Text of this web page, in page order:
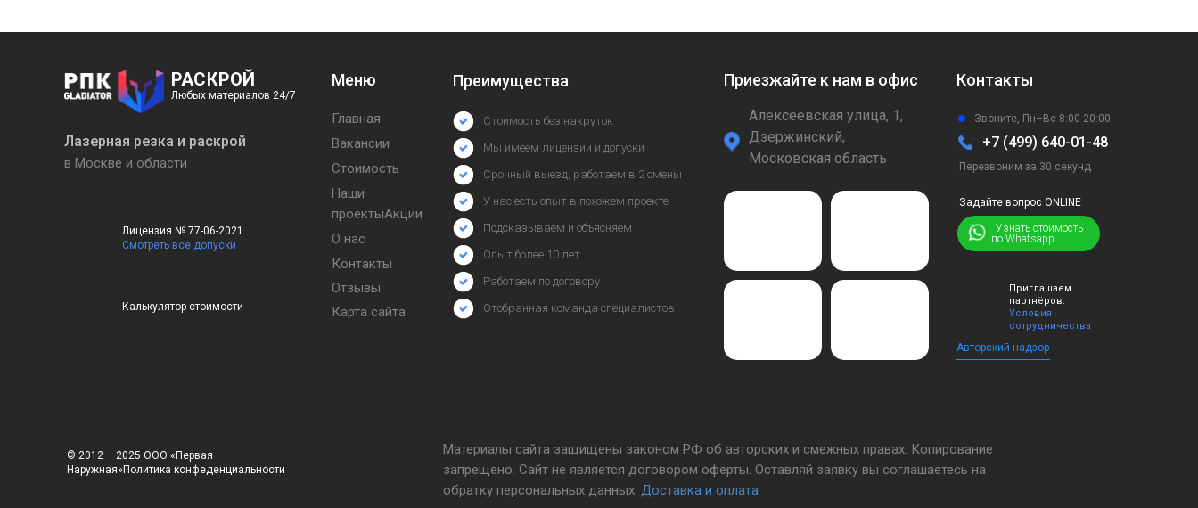
Лазерная резка и раскрой
Алексеевская улица, 1,
Дзержинский,
Московская область
Любых материалов 24/7
РАСКРОЙ Меню
Главная
Вакансии
Стоимость
Наши
проектыАкции
О нас
Контакты
Преимущества Приезжайте к нам в офис Контакты
Стоимость без накруток Звоните, Пн–Вс 8:00-20:00
Мы имеем лицензии и допуски
Срочный выезд, работаем в 2 смены
У нас есть опыт в похожем проекте
Подсказываем и объясняем
Опыт более 10 лет
Работаем по договору
+7 (499) 640-01-48
в Москве и области
⠀⠀⠀⠀Узнать стоимость
по Whatsapp
Перезвоним за 30 секунд
Задайте вопрос ONLINE
Приглашаем
партнёров:
Условия
сотрудничества
Авторский надзор
Лицензия № 77-06-2021
Смотреть все допуски
Калькулятор стоимости
Материалы сайта защищены законом РФ об авторских и смежных правах. Копирование
запрещено. Сайт не является договором оферты. Оставляй заявку вы соглашаетесь на
обратку персональных данных. Доставка и оплата
© 2012 – 2025 ООО «Первая
Наружная»Политика конфеденциальности
Отобранная команда специалистов
Отзывы
Карта сайта